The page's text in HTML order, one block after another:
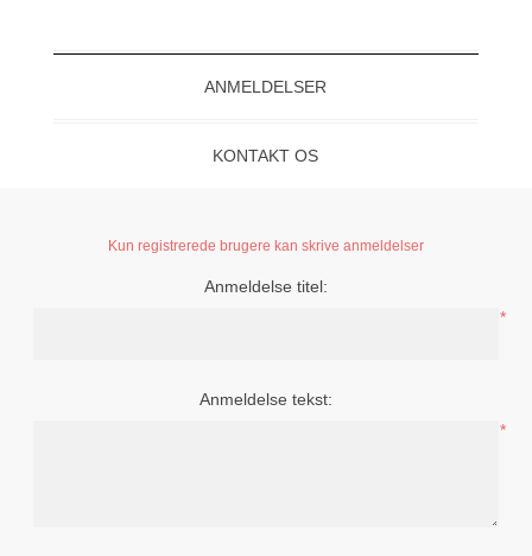
ANMELDELSER
KONTAKT OS
Kun registrerede brugere kan skrive anmeldelser
Anmeldelse titel:
*
Anmeldelse tekst:
*